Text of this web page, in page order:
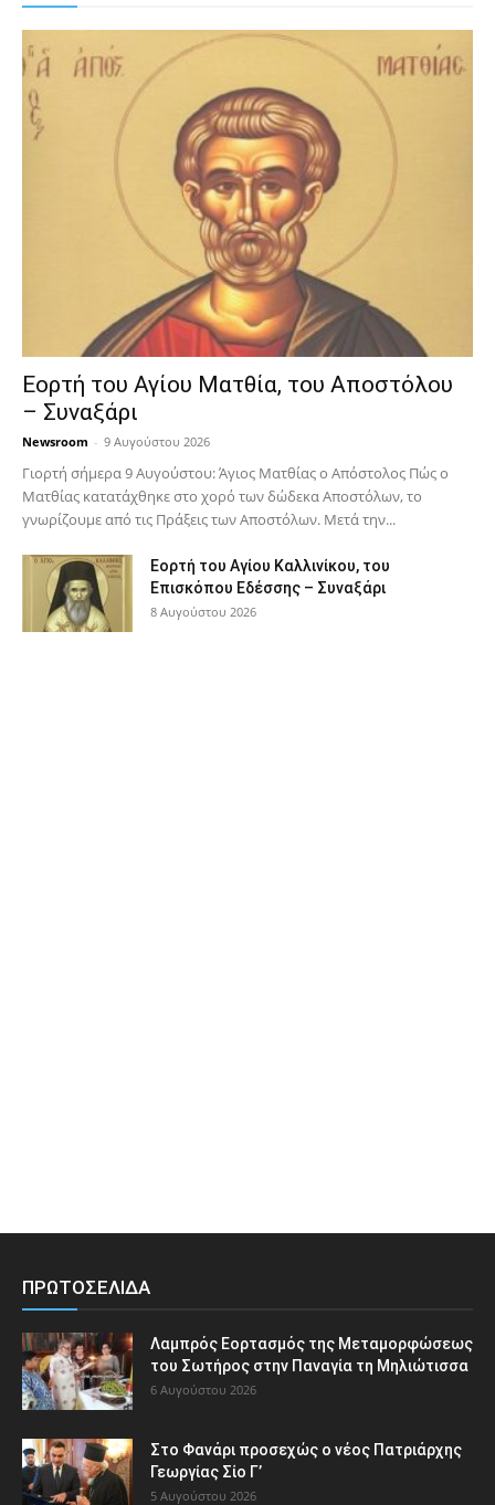
Εορτή του Αγίου Ματθία, του Αποστόλου
– Συναξάρι
Newsroom - 9 Αυγούστου 2026
Γιορτή σήμερα 9 Αυγούστου: Άγιος Ματθίας ο Απόστολος Πώς ο
Ματθίας κατατάχθηκε στο χορό των δώδεκα Αποστόλων, το
γνωρίζουμε από τις Πράξεις των Αποστόλων. Μετά την...
Εορτή του Αγίου Καλλινίκου, του
Επισκόπου Εδέσσης – Συναξάρι
8 Αυγούστου 2026
ΠΡΩΤΟΣΕΛΙΔΑ
Λαμπρός Εορτασμός της Μεταμορφώσεως
του Σωτήρος στην Παναγία τη Μηλιώτισσα
6 Αυγούστου 2026
Στο Φανάρι προσεχώς ο νέος Πατριάρχης
Γεωργίας Σίο Γ’
5 Αυγούστου 2026